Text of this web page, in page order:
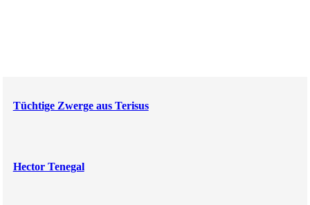
Tüchtige Zwerge aus Terisus
Hector Tenegal